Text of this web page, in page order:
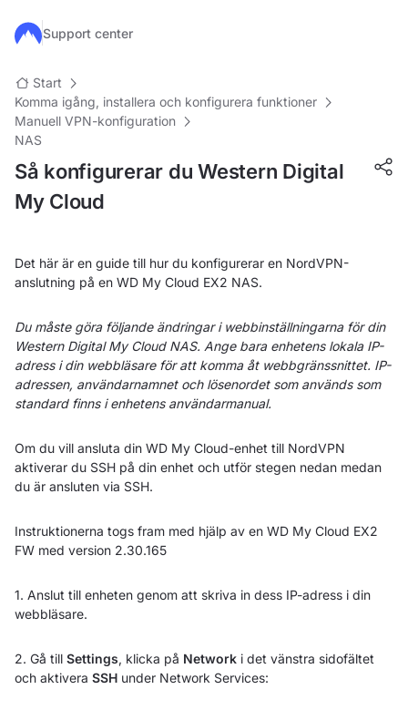
Hoppa till huvudinnehåll
Support center
Start
Komma igång, installera och konfigurera funktioner
Manuell VPN-konfiguration
NAS
Så konfigurerar du Western Digital
My Cloud
Det här är en guide till hur du konfigurerar en NordVPN-
anslutning på en WD My Cloud EX2 NAS.
Du måste göra följande ändringar i webbinställningarna för din
Western Digital My Cloud NAS. Ange bara enhetens lokala IP-
adress i din webbläsare för att komma åt webbgränssnittet. IP-
adressen, användarnamnet och lösenordet som används som
standard finns i enhetens användarmanual.
Om du vill ansluta din WD My Cloud-enhet till NordVPN
aktiverar du SSH på din enhet och utför stegen nedan medan
du är ansluten via SSH.
Instruktionerna togs fram med hjälp av en WD My Cloud EX2
FW med version 2.30.165
1. Anslut till enheten genom att skriva in dess IP-adress i din
webbläsare.
2. Gå till Settings, klicka på Network i det vänstra sidofältet
och aktivera SSH under Network Services: